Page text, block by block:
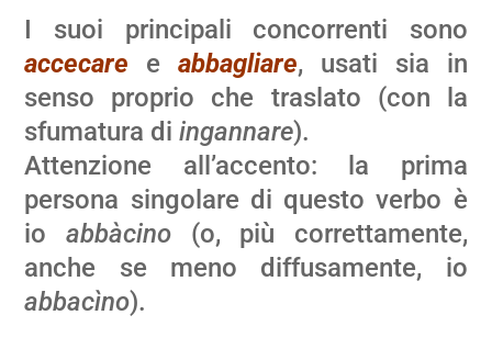
I suoi principali concorrenti sono
accecare eabbagliare, usati sia in
senso proprio che traslato (con la
sfumatura diingannare).
Attenzione all’accento: la prima
persona singolare di questo verbo è
io abbàcino(o, più correttamente,
anche se meno diffusamente, io
abbacìno).